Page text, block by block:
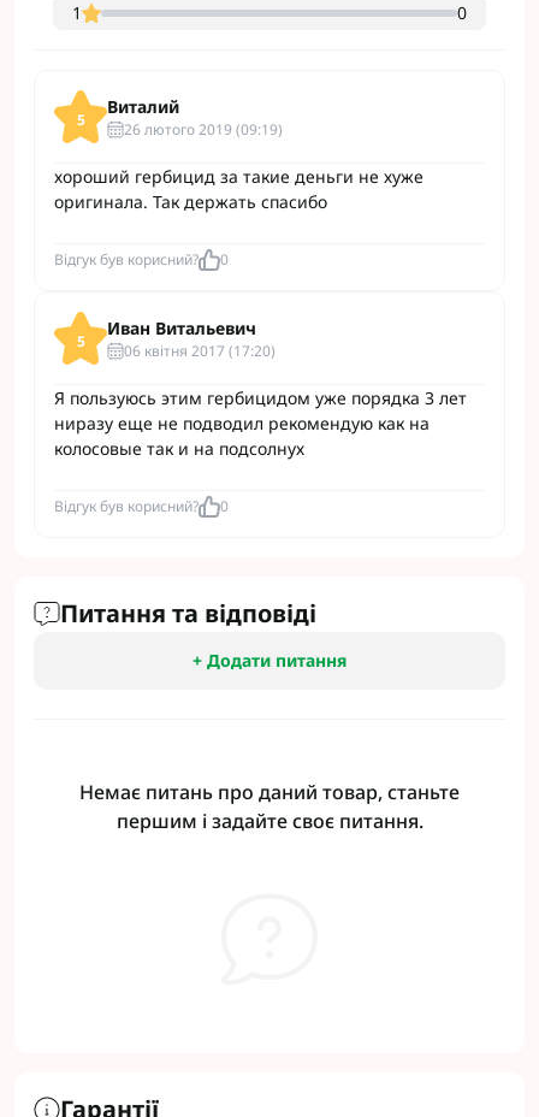
1
0
5
Виталий
26 лютого 2019 (09:19)
хороший гербицид за такие деньги не хуже
оригинала. Так держать спасибо
Відгук був корисний? 0
5
Иван Витальевич
06 квітня 2017 (17:20)
Я пользуюсь этим гербицидом уже порядка 3 лет
ниразу еще не подводил рекомендую как на
колосовые так и на подсолнух
Відгук був корисний? 0
Питання та відповіді
+ Додати питання
Немає питань про даний товар, станьте
першим і задайте своє питання.
Гарантії